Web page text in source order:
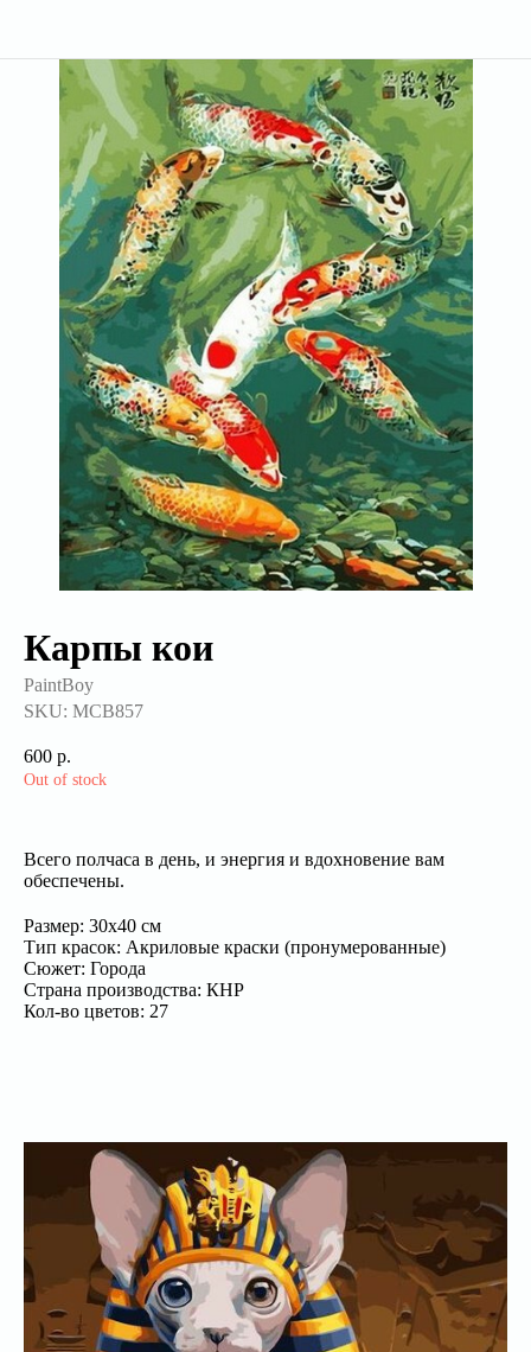
Карпы кои
PaintBoy
SKU: МСВ857
600 р.
Out of stock
Всего полчаса в день, и энергия и вдохновение вам
обеспечены.
Размер: 30х40 см
Тип красок: Акриловые краски (пронумерованные)
Сюжет: Города
Страна производства: КНР
Кол-во цветов: 27